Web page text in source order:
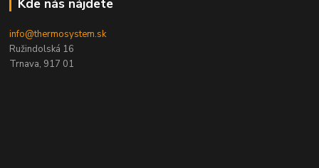
Kde nás nájdete
info@thermosystem.sk
Ružindolská 16
Trnava, 917 01